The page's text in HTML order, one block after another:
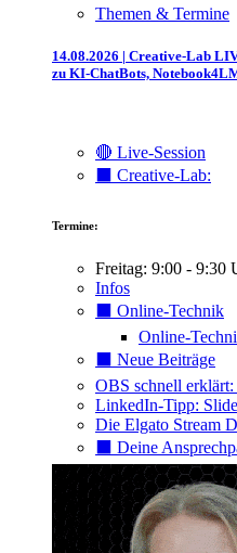
Themen & Termine
14.08.2026 | Creative-Lab
zu KI-ChatBots,
🔴 Live-Session
⬛️ Creative-Lab:
Termine:
Freitag: 9:00 - 9:30
Infos
⬛️ Online-Technik
Online-
⬛️ Neue Beiträge
OBS schnell
LinkedIn-Tipp:
Die Elgato Stream
⬛️ Deine